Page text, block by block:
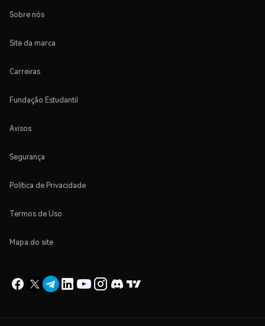
Sobre nós
Site da marca
Carreiras
Fundação Estudantil
Avisos
Segurança
Política de Privacidade
Termos de Uso
Mapa do site